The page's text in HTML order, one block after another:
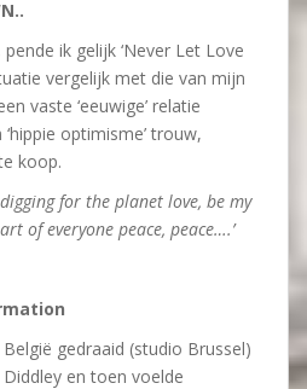
pende ik gelijk ‘Never Let Love
vergelijk met die van mijn
vaste ‘eeuwige’ relatie
optimisme’ trouw,
koop.
for the planet love, be my
of everyone peace, peace….’
gedraaid (studio Brussel)
en toen voelde